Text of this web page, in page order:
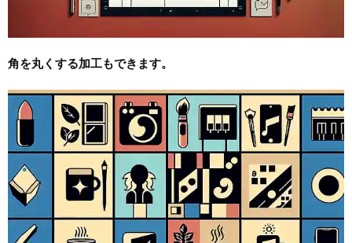
角を丸くする加工もできます。